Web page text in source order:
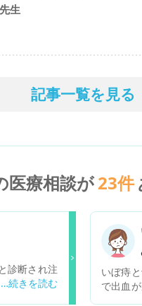
生
記事一覧を見る
医療相談が23件
診断され注
経ち、症状
いぼ痔
で出血